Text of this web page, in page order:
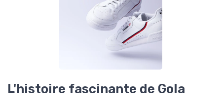
L'histoire fascinante de Gola